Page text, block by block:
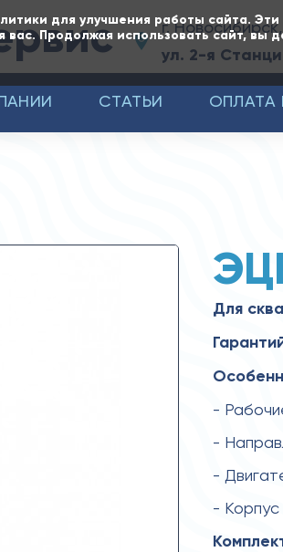
для улучшения работы сайта.
Продолжая использовать сайт, вы
г. Новосибирск,
ул. 2-я
СТАТЬИ ОПЛАТА
Для
-
-
-
-